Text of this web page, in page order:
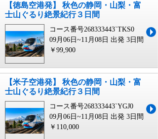
【徳島空港発】 秋色の静岡・山梨・富
士山ぐるり絶景紀行３日間
コース番号268333443`TKS0
09月06日~11月08日 出発 3日間
￥99,900
【米子空港発】 秋色の静岡・山梨・富
士山ぐるり絶景紀行３日間
コース番号268333443`YGJ0
09月06日~11月08日 出発 3日間
￥110,000